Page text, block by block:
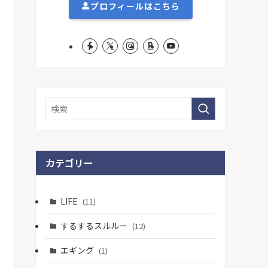
プロフィールはこちら
カテゴリー
LIFE (11)
するするスルルー (12)
エギング (1)